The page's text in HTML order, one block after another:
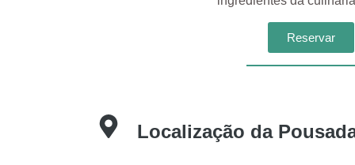
Reservar
Localização da